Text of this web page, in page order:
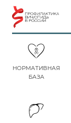
НОРМАТИВНАЯ
БАЗА